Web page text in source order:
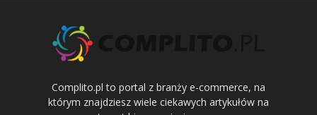
Complito.pl to portal z branży e-commerce, na
którym znajdziesz wiele ciekawych artykułów na